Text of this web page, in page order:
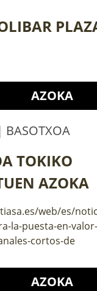
AZOKA
BASOTXOA
TOKIKO
AZOKA
web/es/
la-puesta-en-
cortos-de
AZOKA